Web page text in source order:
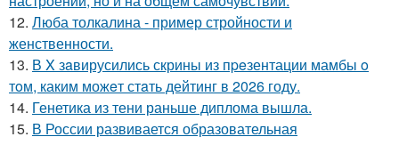
12. Люба толкалина - пример стройности и
женственности.
13. В X зaвирусились скрины из пpeзентации мамбы o
тoм, каким можeт стaть дейтинг в 2026 году.
14. Генетика из тени раньше диплома вышла.
15. В России развивается образовательная